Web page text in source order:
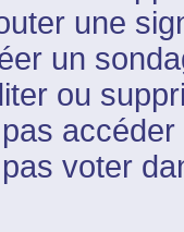
une
un
ou
voter